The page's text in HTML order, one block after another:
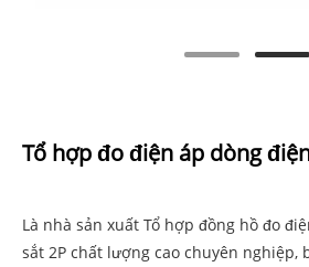
Tổ hợp đo điện áp dòng
Là nhà sản xuất Tổ hợp đồng hồ đo
sắt 2P chất lượng cao chuyên nghiệp,